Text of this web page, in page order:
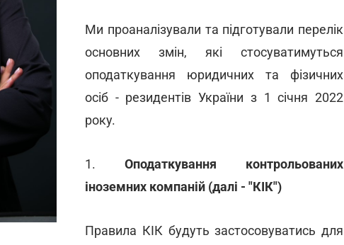
Ми проаналізували та підготували перелік
основних змін, які стосуватимуться
оподаткування юридичних та фізичних
осіб - резидентів України з 1 січня 2022
року.
1. Оподаткування контрольованих
іноземних компаній (далі - "КІК")
Правила КІК будуть застосовуватись для